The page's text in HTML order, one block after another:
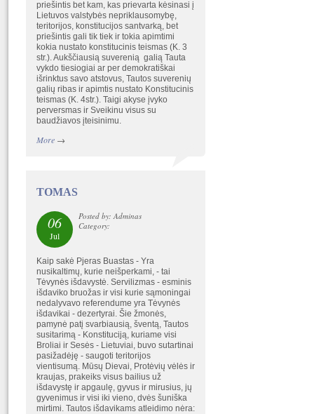
priešintis bet kam, kas prievarta kėsinasi į
Lietuvos valstybės nepriklausomybę,
teritorijos, konstitucijos santvarką, bet
priešintis gali tik tiek ir tokia apimtimi
kokia nustato konstitucinis teismas (K. 3
str.). Aukščiausią suverenią galią Tauta
vykdo tiesiogiai ar per demokratiškai
išrinktus savo atstovus, Tautos suverenių
galių ribas ir apimtis nustato Konstitucinis
teismas (K. 4str.). Taigi akyse įvyko
perversmas ir Sveikinu visus su
baudžiavos įteisinimu.
More→
TOMAS
06
Jul
Posted by: Adminas
Category:
Kaip sakė Pjeras Buastas - Yra
nusikaltimų, kurie neišperkami, - tai
Tėvynės išdavystė. Servilizmas - esminis
išdaviko bruožas ir visi kurie sąmoningai
nedalyvavo referendume yra Tėvynės
išdavikai - dezertyrai. Šie žmonės,
pamynė patį svarbiausią, šventą, Tautos
susitarimą - Konstituciją, kuriame visi
Broliai ir Sesės - Lietuviai, buvo sutartinai
pasižadėję - saugoti teritorijos
vientisumą. Mūsų Dievai, Protėvių vėlės ir
kraujas, prakeiks visus bailius už
išdavystę ir apgaulę, gyvus ir mirusius, jų
gyvenimus ir visi iki vieno, dvės šuniška
mirtimi. Tautos išdavikams atleidimo nėra: